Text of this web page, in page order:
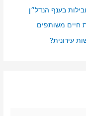
חיים משותפים
עירונית?